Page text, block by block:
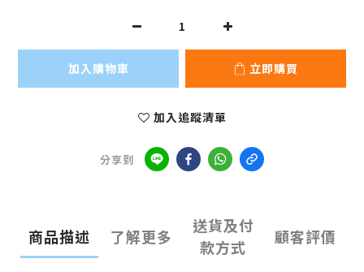
加入購物車 立即購買
加入追蹤清單
分享到
商品描述 了解更多
送貨及付
款方式
顧客評價